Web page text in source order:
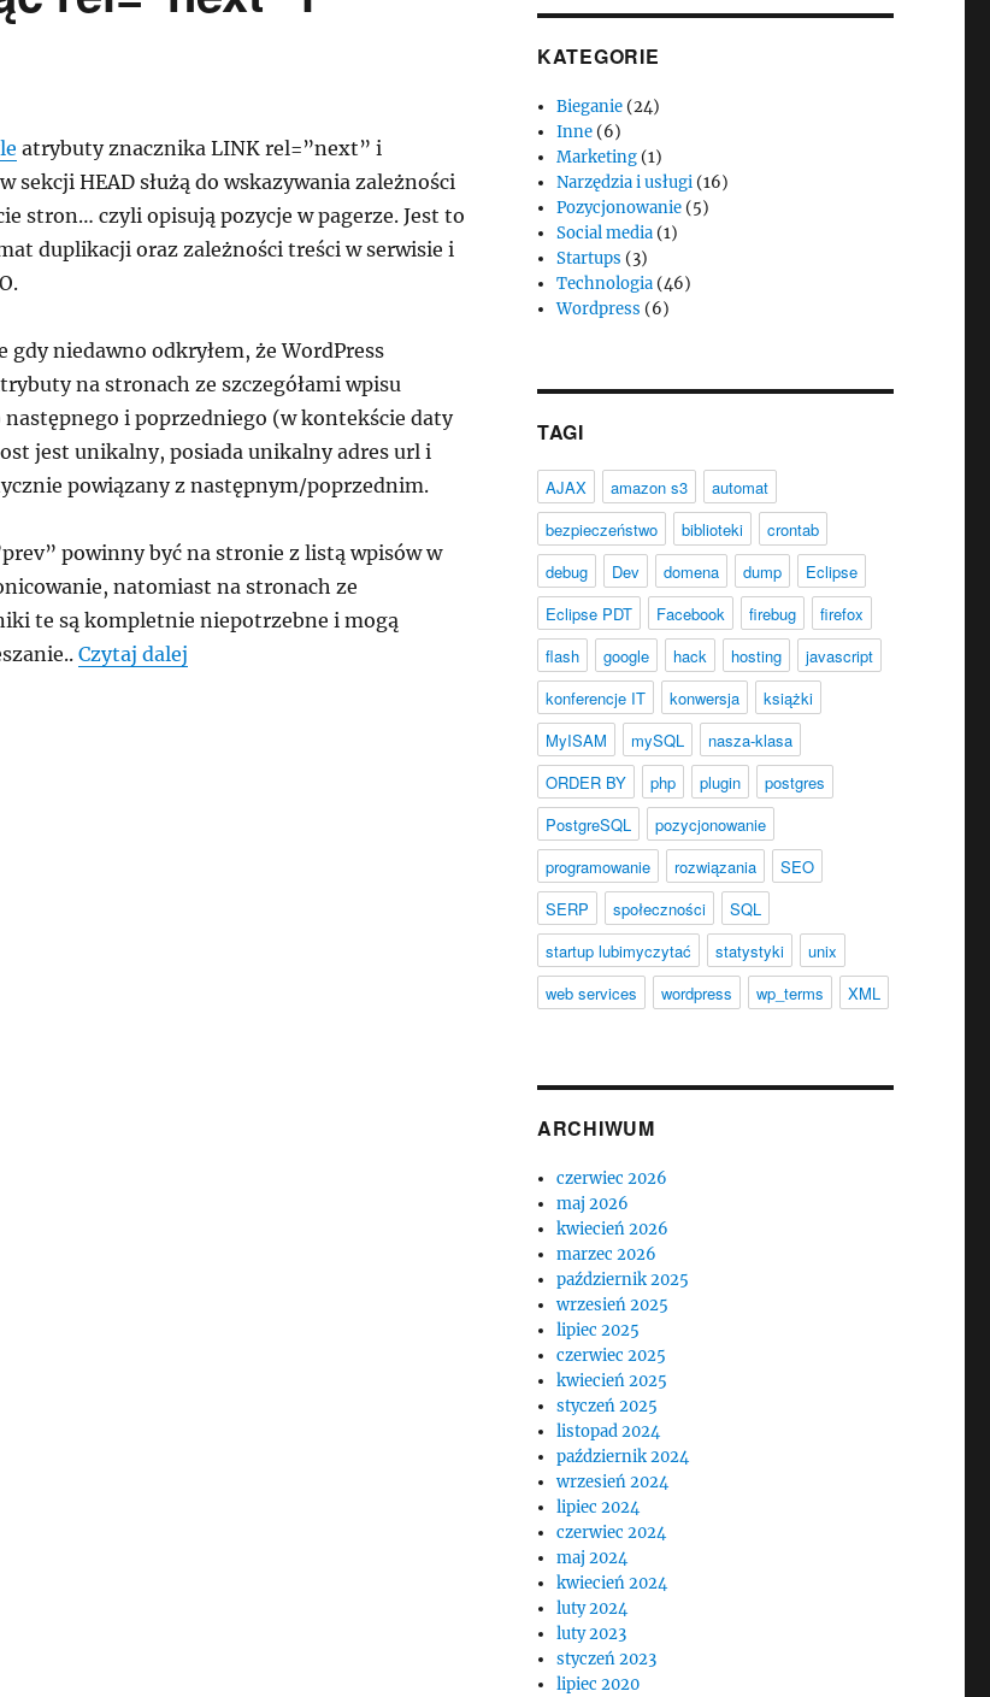
atrybuty znacznika LINK rel=”next” i
sekcji HEAD służą do wskazywania zależności
stron… czyli opisują pozycje w pagerze. Jest to
duplikacji oraz zależności treści w serwisie i
gdy niedawno odkryłem, że WordPress
na stronach ze szczegółami wpisu
i poprzedniego (w kontekście daty
jest unikalny, posiada unikalny adres url i
powiązany z następnym/poprzednim.
powinny być na stronie z listą wpisów w
natomiast na stronach ze
te są kompletnie niepotrzebne i mogą
Czytaj dalej„Jak w WordPress usunąć rel=”next” i rel=”prev”?”
KATEGORIE
Bieganie (24)
Inne (6)
Marketing (1)
Narzędzia i usługi (16)
Pozycjonowanie (5)
Social media (1)
Startups (3)
Technologia (46)
Wordpress (6)
TAGI
AJAX amazon s3
automat
bezpieczeństwo
biblioteki
crontab
debug
Dev domena dump
Eclipse
Eclipse PDT
Facebook firebug
firefox
flash
google hack hosting
javascript
konferencje IT
konwersja
książki
MyISAM
mySQL
nasza-klasa
ORDER BY
php plugin
postgres
PostgreSQL
pozycjonowanie
programowanie
rozwiązania
SEO
SERP
społeczności
SQL
startup lubimyczytać
statystyki
unix
web services
wordpress wp_terms XML
ARCHIWUM
czerwiec 2026
maj 2026
kwiecień 2026
marzec 2026
październik 2025
wrzesień 2025
lipiec 2025
czerwiec 2025
kwiecień 2025
styczeń 2025
listopad 2024
październik 2024
wrzesień 2024
lipiec 2024
czerwiec 2024
maj 2024
kwiecień 2024
luty 2024
luty 2023
styczeń 2023
lipiec 2020